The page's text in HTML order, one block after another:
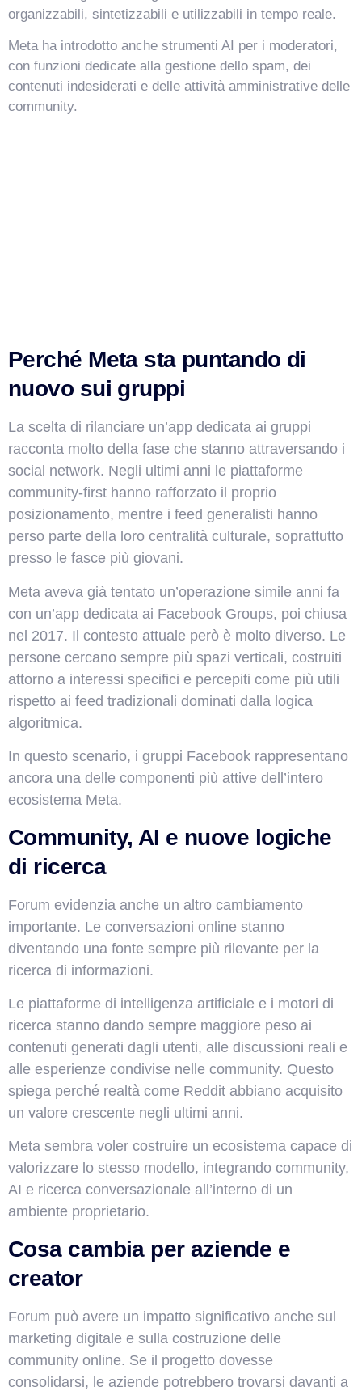
organizzabili, sintetizzabili e utilizzabili in tempo reale.
Meta ha introdotto anche strumenti AI per i moderatori,
con funzioni dedicate alla gestione dello spam, dei
contenuti indesiderati e delle attività amministrative delle
community.
Perché Meta sta puntando di
nuovo sui gruppi
La scelta di rilanciare un’app dedicata ai gruppi
racconta molto della fase che stanno attraversando i
social network. Negli ultimi anni le piattaforme
community-first hanno rafforzato il proprio
posizionamento, mentre i feed generalisti hanno
perso parte della loro centralità culturale, soprattutto
presso le fasce più giovani.
Meta aveva già tentato un’operazione simile anni fa
con un’app dedicata ai Facebook Groups, poi chiusa
nel 2017. Il contesto attuale però è molto diverso. Le
persone cercano sempre più spazi verticali, costruiti
attorno a interessi specifici e percepiti come più utili
rispetto ai feed tradizionali dominati dalla logica
algoritmica.
In questo scenario, i gruppi Facebook rappresentano
ancora una delle componenti più attive dell’intero
ecosistema Meta.
Community, AI e nuove logiche
di ricerca
Forum evidenzia anche un altro cambiamento
importante. Le conversazioni online stanno
diventando una fonte sempre più rilevante per la
ricerca di informazioni.
Le piattaforme di intelligenza artificiale e i motori di
ricerca stanno dando sempre maggiore peso ai
contenuti generati dagli utenti, alle discussioni reali e
alle esperienze condivise nelle community. Questo
spiega perché realtà come Reddit abbiano acquisito
un valore crescente negli ultimi anni.
Meta sembra voler costruire un ecosistema capace di
valorizzare lo stesso modello, integrando community,
AI e ricerca conversazionale all’interno di un
ambiente proprietario.
Cosa cambia per aziende e
creator
Forum può avere un impatto significativo anche sul
marketing digitale e sulla costruzione delle
community online. Se il progetto dovesse
consolidarsi, le aziende potrebbero trovarsi davanti a